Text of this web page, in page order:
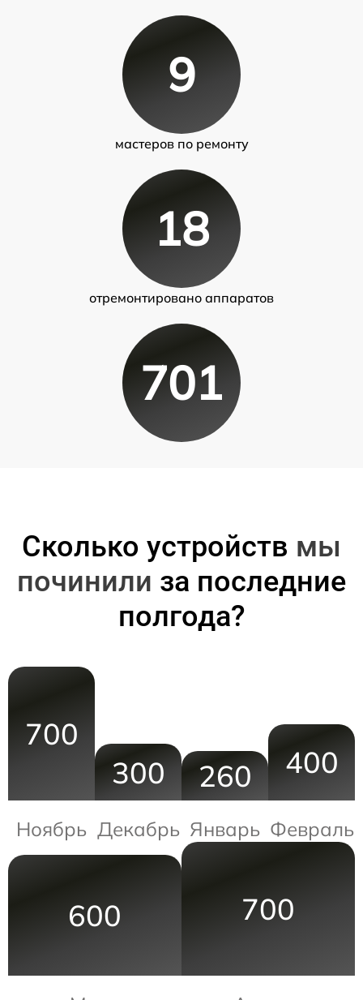
9
мастеров по ремонту
18
отремонтировано аппаратов
701
Сколько устройств мы
починили за последние
полгода?
700
Ноябрь
300
Декабрь
260
Январь
400
Февраль
600 700